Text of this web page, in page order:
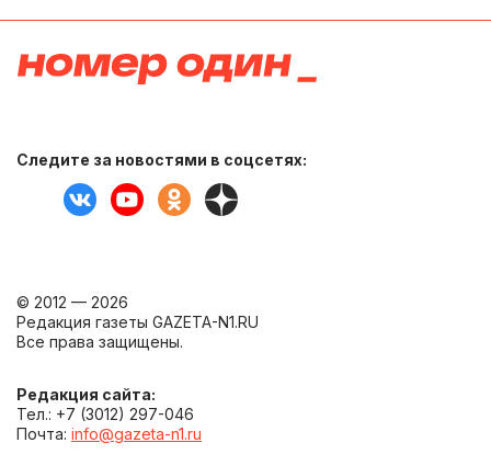
Следите за новостями в соцсетях:
© 2012 — 2026
Редакция газеты GAZETA-N1.RU
Все права защищены.
Редакция сайта:
Тел.: +7 (3012) 297-046
Почта: info@gazeta-n1.ru